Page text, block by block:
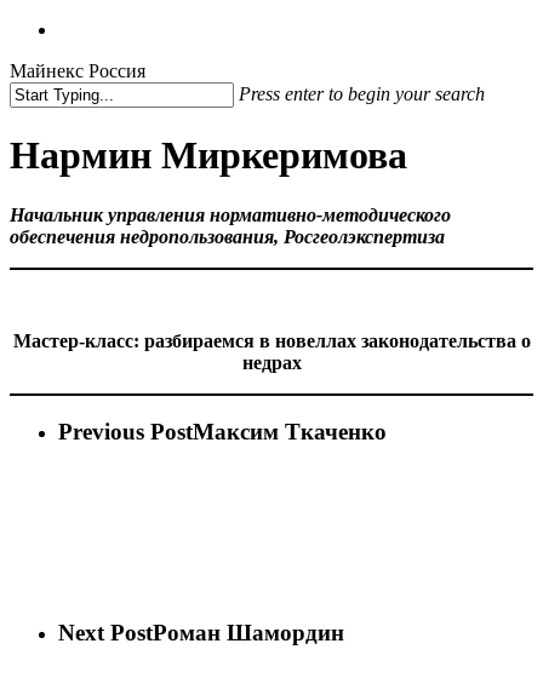
Майнекс Россия
Press enter to begin your search
Search
Нармин Миркеримова
Начальник управления нормативно-методического
обеспечения недропользования, Росгеолэкспертиза
Мастер-класс: разбираемся в новеллах законодательства о
недрах
Previous PostМаксим Ткаченко
Next PostРоман Шамордин